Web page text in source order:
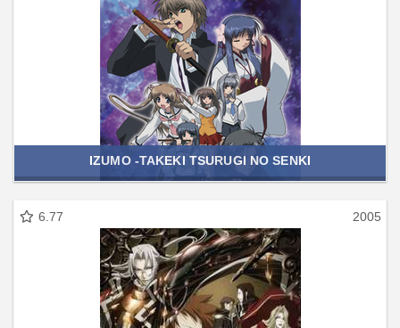
IZUMO -TAKEKI TSURUGI NO SENKI
6.77 2005